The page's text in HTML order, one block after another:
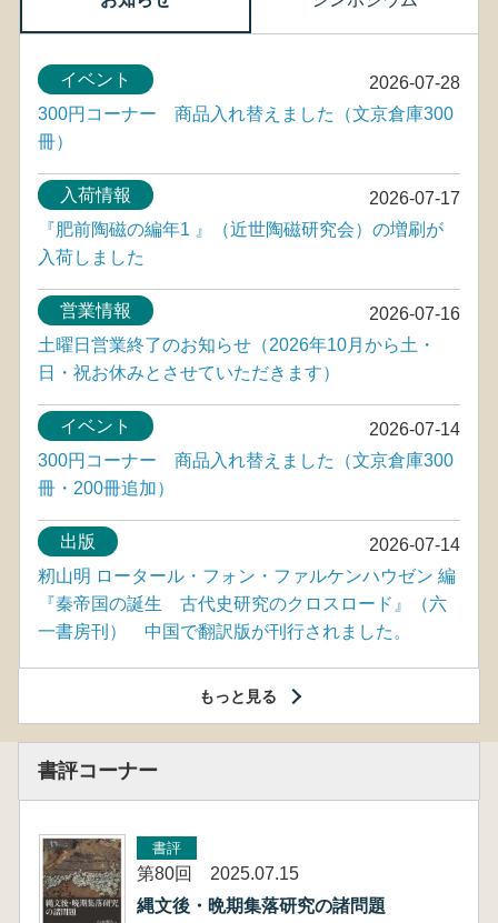
2026-07-28
イベント
300円コーナー 商品入れ替えました（文京倉庫300
冊）
2026-07-17
入荷情報
『肥前陶磁の編年1 』（近世陶磁研究会）の増刷が
入荷しました
2026-07-16
営業情報
土曜日営業終了のお知らせ（2026年10月から土・
日・祝お休みとさせていただきます）
2026-07-14
イベント
300円コーナー 商品入れ替えました（文京倉庫300
冊・200冊追加）
2026-07-14
出版
籾山明 ロータール・フォン・ファルケンハウゼン 編
『秦帝国の誕生 古代史研究のクロスロード』（六
一書房刊） 中国で翻訳版が刊行されました。
もっと見る
書評コーナー
書評
第80回 2025.07.15
縄文後・晩期集落研究の諸問題